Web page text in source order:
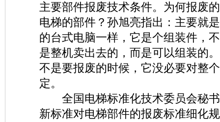
主要部件报废技术条件。为何报废
电梯的部件？孙旭亮指出：主要就
的台式电脑一样，它是个组装件，
是整机卖出去的，而是可以组装的
不是要报废的时候，它没必要对整
定。
全国电梯标准化技术委员会秘书
新标准对电梯部件的报废标准细化